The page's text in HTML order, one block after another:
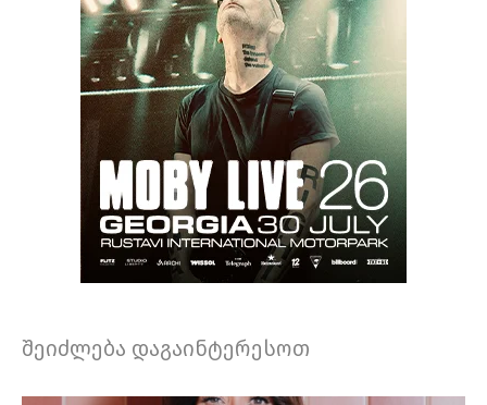
შეიძლება დაგაინტერესოთ